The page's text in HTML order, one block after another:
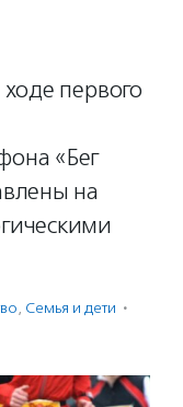
первого
«Бег
на
, Семья и дети ·